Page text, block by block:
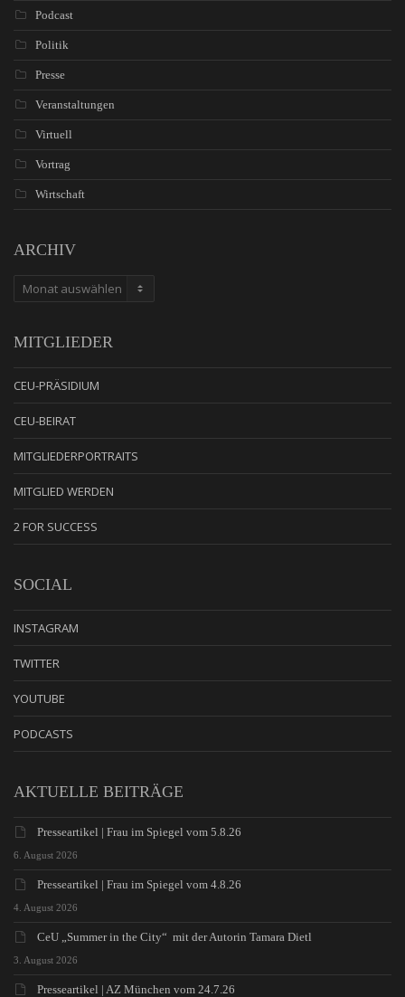
Podcast
Politik
Presse
Veranstaltungen
Virtuell
Vortrag
Wirtschaft
ARCHIV
ARCHIV
MITGLIEDER
CEU-PRÄSIDIUM
CEU-BEIRAT
MITGLIEDERPORTRAITS
MITGLIED WERDEN
2 FOR SUCCESS
SOCIAL
INSTAGRAM
TWITTER
YOUTUBE
PODCASTS
AKTUELLE BEITRÄGE
Presseartikel | Frau im Spiegel vom 5.8.26
6. August 2026
Presseartikel | Frau im Spiegel vom 4.8.26
4. August 2026
CeU „Summer in the City“ mit der Autorin Tamara Dietl
3. August 2026
Presseartikel | AZ München vom 24.7.26